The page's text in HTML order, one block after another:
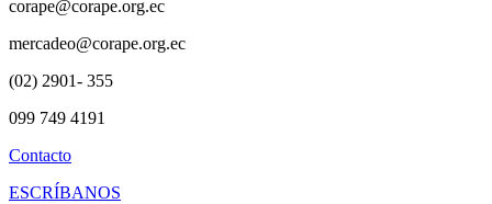
corape@corape.org.ec
mercadeo@corape.org.ec
(02) 2901- 355
099 749 4191
Contacto
ESCRÍBANOS